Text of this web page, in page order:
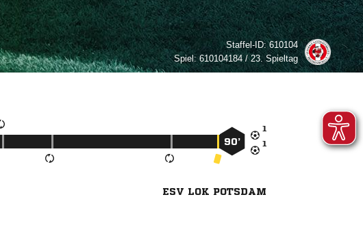
Staffel-ID:610104
Spiel:610104184 / 23. Spieltag


90’
ESV LOK POTSDAM